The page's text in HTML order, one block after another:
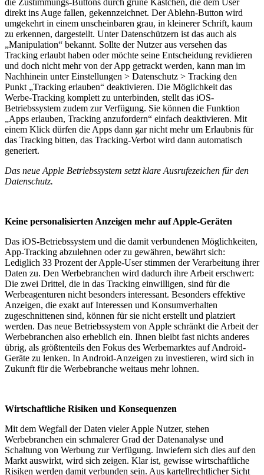
direkt ins Auge fallen, gekennzeichnet. Der Ablehn-Button wird
umgekehrt in einem unscheinbaren grau, in kleinerer Schrift, kaum
zu erkennen, dargestellt. Unter Datenschützern ist das auch als
„Manipulation“ bekannt. Sollte der Nutzer aus versehen das
Tracking erlaubt haben oder möchte seine Entscheidung revidieren
und doch nicht mehr von der App getrackt werden, kann man im
Nachhinein unter Einstellungen > Datenschutz > Tracking den
Punkt „Tracking erlauben“ deaktivieren. Die Möglichkeit das
Werbe-Tracking komplett zu unterbinden, stellt das iOS-
Betriebssystem zudem zur Verfügung. Sie können die Funktion
„Apps erlauben, Tracking anzufordern“ einfach deaktivieren. Mit
einem Klick dürfen die Apps dann gar nicht mehr um Erlaubnis für
das Tracking bitten, das Tracking-Verbot wird dann automatisch
generiert.
Das neue Apple Betriebssystem setzt klare Ausrufezeichen für den
Datenschutz.
Keine personalisierten Anzeigen mehr auf Apple-Geräten
Das iOS-Betriebssystem und die damit verbundenen Möglichkeiten,
App-Tracking abzulehnen oder zu gewähren, bewährt sich:
Lediglich 33 Prozent der Apple-User stimmen der Verarbeitung ihrer
Daten zu. Den Werbebranchen wird dadurch ihre Arbeit erschwert:
Die zwei Drittel, die in das Tracking einwilligen, sind für die
Werbeagenturen nicht besonders interessant. Besonders effektive
Anzeigen, die exakt auf Interessen und Konsumverhalten
zugeschnittenen sind, können für sie nicht erstellt und platziert
werden. Das neue Betriebssystem von Apple schränkt die Arbeit der
Werbebranchen also erheblich ein. Ihnen bleibt fast nichts anderes
übrig, als größtenteils den Fokus des Werbemarktes auf Android-
Geräte zu lenken. In Android-Anzeigen zu investieren, wird sich in
Zukunft für die Werbebranche weitaus mehr lohnen.
Wirtschaftliche Risiken und Konsequenzen
Mit dem Wegfall der Daten vieler Apple Nutzer, stehen
Werbebranchen ein schmalerer Grad der Datenanalyse und
Schaltung von Werbung zur Verfügung. Inwiefern sich dies auf den
Markt auswirkt, wird sich zeigen. Klar ist, gewisse wirtschaftliche
Risiken werden damit verbunden sein. Aus kartellrechtlicher Sicht